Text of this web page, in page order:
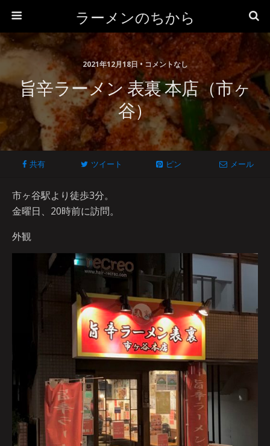
ラーメンのちから
2021年12月18日 • コメントなし
旨辛ラーメン 表裏 本店（市ヶ
谷）
共有 ツイート ピン メール
市ヶ谷駅より徒歩3分。
金曜日、20時前に訪問。
外観